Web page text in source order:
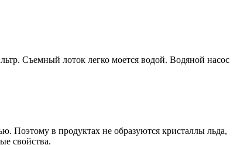
Съемный лоток легко моется водой. Водяной насос
Поэтому в продуктах не образуются кристаллы льда,
свойства.